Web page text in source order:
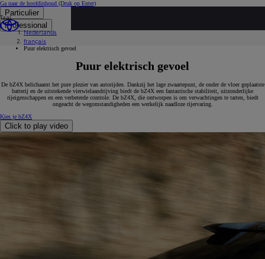
Ga naar de hoofdinhoud (Druk op Enter)
Particulier
Professional
Taal
Nederlands
français
...
Ontdek ons volledige gamma
Toyota bz4x
Puur elektrisch gevoel
Puur elektrisch gevoel
De bZ4X belichaamt het pure plezier van autorijden. Dankzij het lage zwaartepunt, de onder de vloer geplaatste
batterij en de uitstekende vierwielaandrijving biedt de bZ4X een fantastische stabiliteit, uitzonderlijke
rijeigenschappen en een verbeterde controle. De bZ4X, die ontworpen is om verwachtingen te tarten, biedt
ongeacht de wegomstandigheden een werkelijk naadloze rijervaring.
Kies je bZ4X
Click to play video